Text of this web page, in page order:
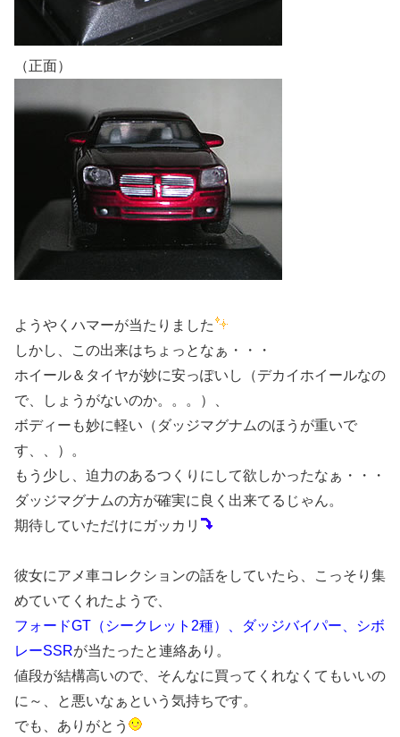
（正面）
ようやくハマーが当たりました
しかし、この出来はちょっとなぁ・・・
ホイール＆タイヤが妙に安っぽいし（デカイホイールなの
で、しょうがないのか。。。）、
ボディーも妙に軽い（ダッジマグナムのほうが重いで
す、、）。
もう少し、迫力のあるつくりにして欲しかったなぁ・・・
ダッジマグナムの方が確実に良く出来てるじゃん。
期待していただけにガッカリ
彼女にアメ車コレクションの話をしていたら、こっそり集
めていてくれたようで、
フォードGT（シークレット2種）、ダッジバイパー、シボ
レーSSRが当たったと連絡あり。
値段が結構高いので、そんなに買ってくれなくてもいいの
に～、と悪いなぁという気持ちです。
でも、ありがとう